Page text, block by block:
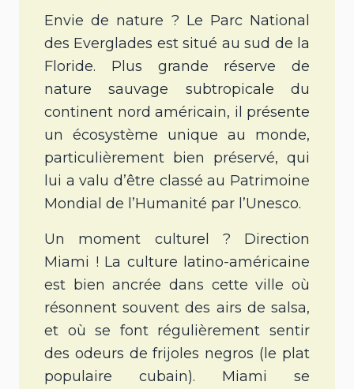
Envie de nature ? Le Parc National
des Everglades est situé au sud de la
Floride. Plus grande réserve de
nature sauvage subtropicale du
continent nord américain, il présente
un écosystème unique au monde,
particulièrement bien préservé, qui
lui a valu d’être classé au Patrimoine
Mondial de l’Humanité par l’Unesco.
Un moment culturel ? Direction
Miami ! La culture latino-américaine
est bien ancrée dans cette ville où
résonnent souvent des airs de salsa,
et où se font régulièrement sentir
des odeurs de frijoles negros (le plat
populaire cubain). Miami se